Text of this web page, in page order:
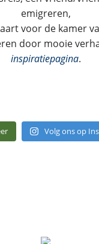
emigreren,
voor de kamer
door mooie
inspiratiepagina.
Volg ons op